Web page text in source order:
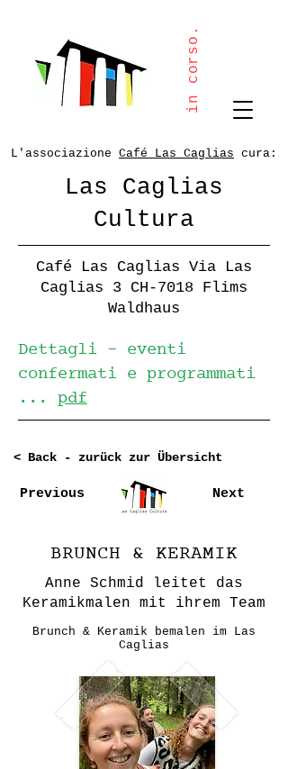
Las Caglias
Cultura
Café Las Caglias Via Las
Caglias 3 CH-7018 Flims
Waldhaus
in corso.
L'associazione Café Las Caglias cura:
Dettagli - eventi
confermati e programmati
... pdf
< Back - zurück zur Übersicht
Previous Next
BRUNCH & KERAMIK
Anne Schmid leitet das
Keramikmalen mit ihrem Team
Brunch & Keramik bemalen im Las
Caglias